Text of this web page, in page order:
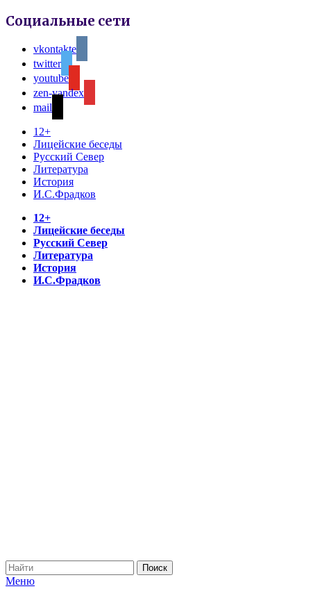
Социальные сети
vkontakte
twitter
youtube
zen-yandex
mail
12+
Лицейские беседы
Русский Север
Литература
История
И.С.Фрадков
12+
Лицейские беседы
Русский Север
Литература
История
И.С.Фрадков
Меню